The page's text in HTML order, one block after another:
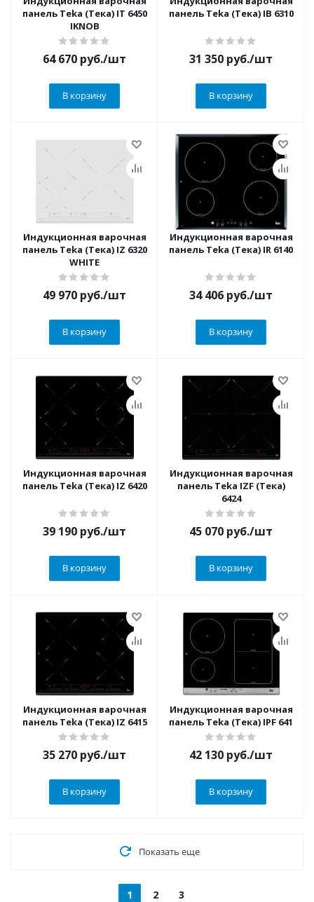
панель Teka (Тека) IT 6450
IKNOB
64 670 руб./шт
В корзину
панель Teka (Тека) IB 6310
31 350 руб./шт
В корзину
Индукционная варочная
панель Teka (Тека) IZ 6320
WHITE
49 970 руб./шт
В корзину
Индукционная варочная
панель Teka (Тека) IR 6140
34 406 руб./шт
В корзину
Индукционная варочная
панель Teka (Тека) IZ 6420
39 190 руб./шт
В корзину
Индукционная варочная
панель Teka IZF (Тека)
6424
45 070 руб./шт
В корзину
Индукционная варочная
панель Teka (Тека) IZ 6415
35 270 руб./шт
В корзину
Индукционная варочная
панель Teka (Тека) IPF 641
42 130 руб./шт
В корзину
Показать еще
1 2 3